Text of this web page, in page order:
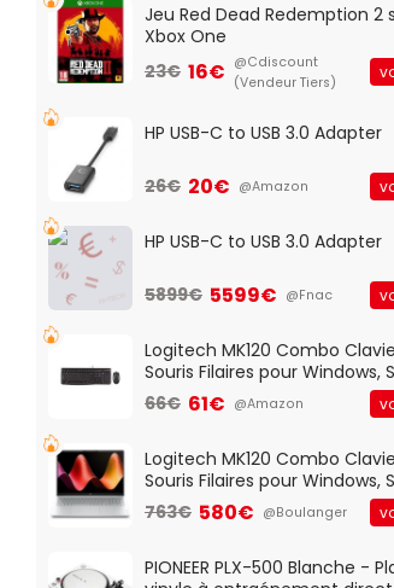
Jeu Red Dead Redemption 2
Xbox One
23€ 16€ @Cdiscount
(Vendeur Tiers)
HP USB-C to USB 3.0 Adapter
26€ 20€ @Amazon
HP USB-C to USB 3.0 Adapter
5899€ 5599€ @Fnac
Logitech MK120 Combo
Souris Filaires pour Windows,
Optique Filaire, Connexion
And Play, Confortable, Taille
QWERTY UK - Noir
66€ 61€ @Amazon
Logitech MK120 Combo
Souris Filaires pour Windows,
Optique Filaire, Connexion
And Play, Confortable, Taille
QWERTY UK - Noir
763€ 580€ @Boulanger
PIONEER PLX-500 Blanche -